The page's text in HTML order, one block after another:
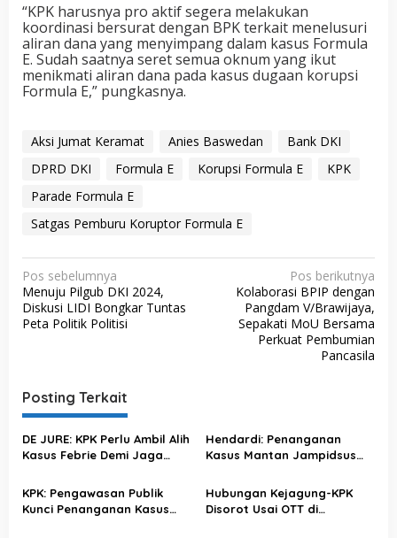
“KPK harusnya pro aktif segera melakukan
koordinasi bersurat dengan BPK terkait menelusuri
aliran dana yang menyimpang dalam kasus Formula
E. Sudah saatnya seret semua oknum yang ikut
menikmati aliran dana pada kasus dugaan korupsi
Formula E,” pungkasnya.
Aksi Jumat Keramat Anies Baswedan
Bank DKI
DPRD DKI
Formula E Korupsi Formula E
KPK
Parade Formula E
Satgas Pemburu Koruptor Formula E
N
a
v
a
s
i
o
s
Pos sebelumnya
Menuju Pilgub DKI 2024,
Diskusi LIDI Bongkar Tuntas
Peta Politik Politisi
Pos berikutnya
Kolaborasi BPIP dengan
Pangdam V/Brawijaya,
Sepakati MoU Bersama
Perkuat Pembumian
Pancasila
Posting Terkait
DE JURE: KPK Perlu Ambil Alih
Kasus Febrie Demi Jaga
Hendardi: Penanganan
Kasus Mantan Jampidsus
Pertanyaan Publik
KPK: Pengawasan Publik
Kunci Penanganan Kasus
Hubungan Kejagung-KPK
Disorot Usai OTT di